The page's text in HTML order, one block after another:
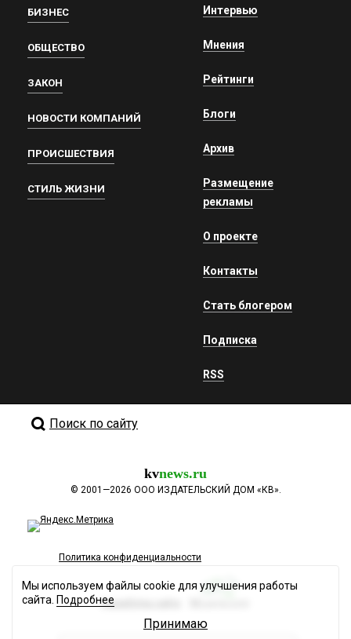
БИЗНЕС
ОБЩЕСТВО
ЗАКОН
НОВОСТИ КОМПАНИЙ
ПРОИСШЕСТВИЯ
СТИЛЬ ЖИЗНИ
Интервью
Мнения
Рейтинги
Блоги
Архив
Размещение
рекламы
О проекте
Контакты
Стать блогером
Подписка
RSS
Поиск по сайту
kvnews.ru
© 2001—2026 ООО ИЗДАТЕЛЬСКИЙ ДОМ «КВ».
Политика конфиденциальности
Разработка сайта
Мы используем файлы cookie для улучшения работы
сайта. Подробнее
Принимаю